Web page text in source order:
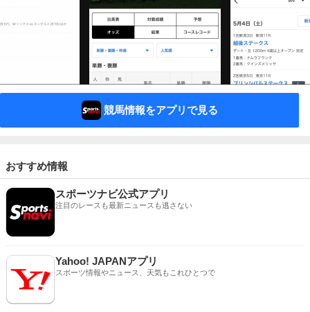
競馬情報をアプリで見る
おすすめ情報
スポーツナビ公式アプリ
注目のレースも最新ニュースも逃さない
Yahoo! JAPANアプリ
スポーツ情報やニュース、天気もこれひとつで